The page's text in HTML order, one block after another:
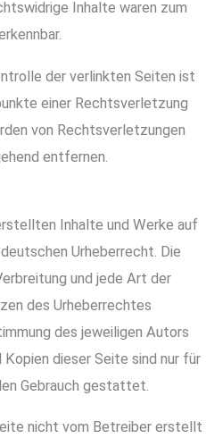
Inhalte waren zum
der verlinkten Seiten ist
einer Rechtsverletzung
von Rechtsverletzungen
entfernen.
Inhalte und Werke auf
Urheberrecht. Die
und jede Art der
des Urheberrechtes
des jeweiligen Autors
dieser Seite sind nur für
Gebrauch gestattet.
nicht vom Betreiber erstellt